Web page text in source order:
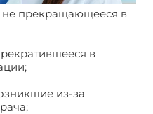
не прекращающееся в
в
из-за